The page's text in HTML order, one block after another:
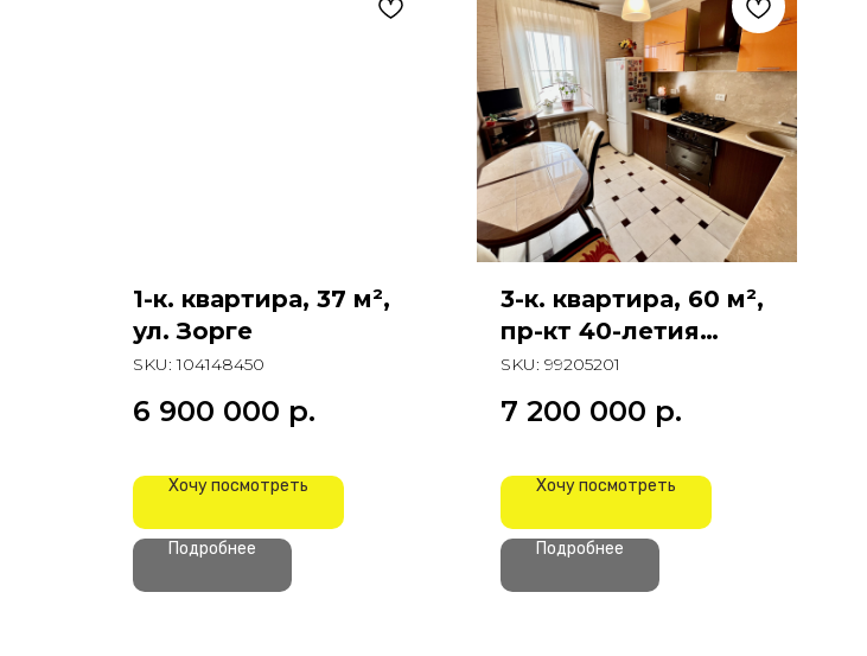
1-к. квартира, 37 м²,
ул. Зорге
SKU:104148450
6 900 000 р.
Хочу посмотреть
Подробнее
3-к. квартира, 60 м²,
пр-кт 40-летия
Победы
SKU: 99205201
7 200 000 р.
Хочу посмотреть
Подробнее